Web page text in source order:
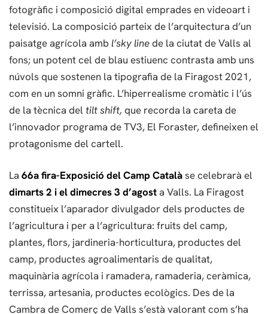
fotogràfic i composició digital emprades en videoart i
televisió. La composició parteix de l’arquitectura d’un
paisatge agrícola amb l’sky linede la ciutat de Valls al
fons; un potent cel de blau estiuenc contrasta amb uns
núvols que sostenen la tipografia de la Firagost 2021,
com en un somni gràfic. L’hiperrealisme cromàtic i l’ús
de la tècnica del tilt shift, que recorda la careta de
l’innovador programa de TV3, El Foraster, defineixen el
protagonisme del cartell.
La 66a fira-Exposició del Camp Catalàse celebrarà el
dimarts 2 i el dimecres 3 d’agosta Valls. La Firagost
constitueix l’aparador divulgador dels productes de
l’agricultura i per a l’agricultura: fruits del camp,
plantes, flors, jardineria-horticultura, productes del
camp, productes agroalimentaris de qualitat,
maquinària agrícola i ramadera, ramaderia, ceràmica,
terrissa, artesania, productes ecològics. Des de la
Cambra de Comerç de Valls s’està valorant com s’ha